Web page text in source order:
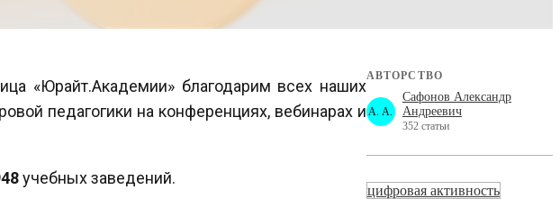
«Юрайт.Академии» благодарим всех наших
педагогики на конференциях, вебинарах и
учебных заведений.
АВТОРСТВО
А. А.
Сафонов Александр
Андреевич
352 статьи
цифровая активность